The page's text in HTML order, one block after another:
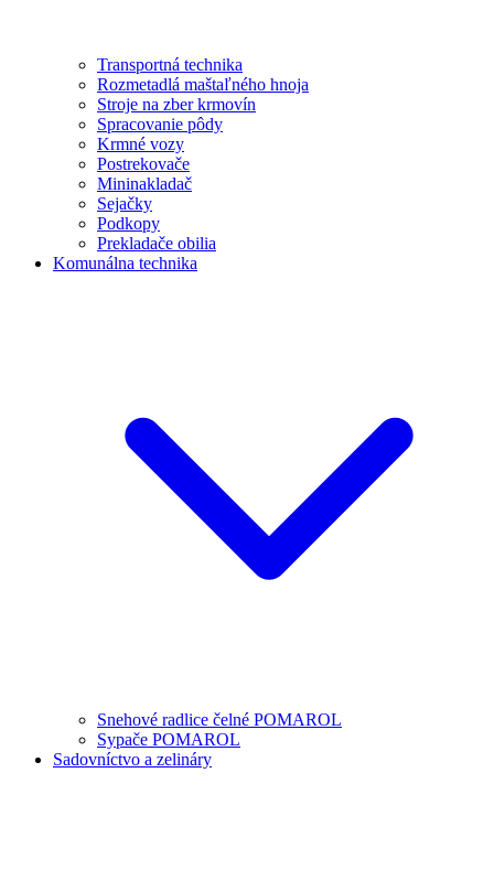
Transportná technika
Rozmetadlá maštaľného hnoja
Stroje na zber krmovín
Spracovanie pôdy
Krmné vozy
Postrekovače
Mininakladač
Sejačky
Podkopy
Prekladače obilia
Komunálna technika
Snehové radlice čelné POMAROL
Sypače POMAROL
Sadovníctvo a zelináry